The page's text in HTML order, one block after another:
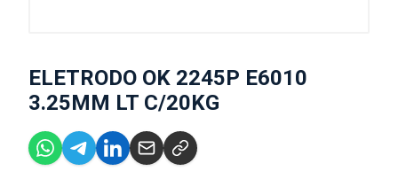
ELETRODO OK 2245P E6010
3.25MM LT C/20KG